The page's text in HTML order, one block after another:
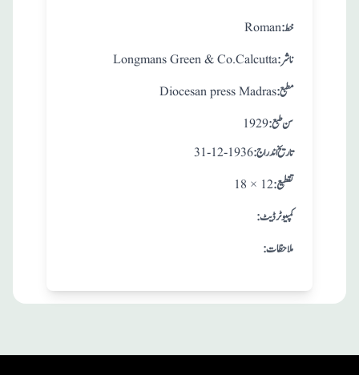
Roman:خط
Longmans Green & Co.Calcutta :ناشر
Diocesan press Madras:مطبع
1929: سن طبع
31-12-1936: تاريخ اندراج
18 × 12 :تقطيع
:کمپیوٹر ڈیٹ
:ملاحظات